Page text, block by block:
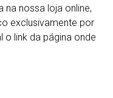
na nossa loja online,
exclusivamente por
o link da página onde